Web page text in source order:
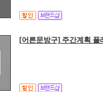
[어른문방구] 주간계획 플